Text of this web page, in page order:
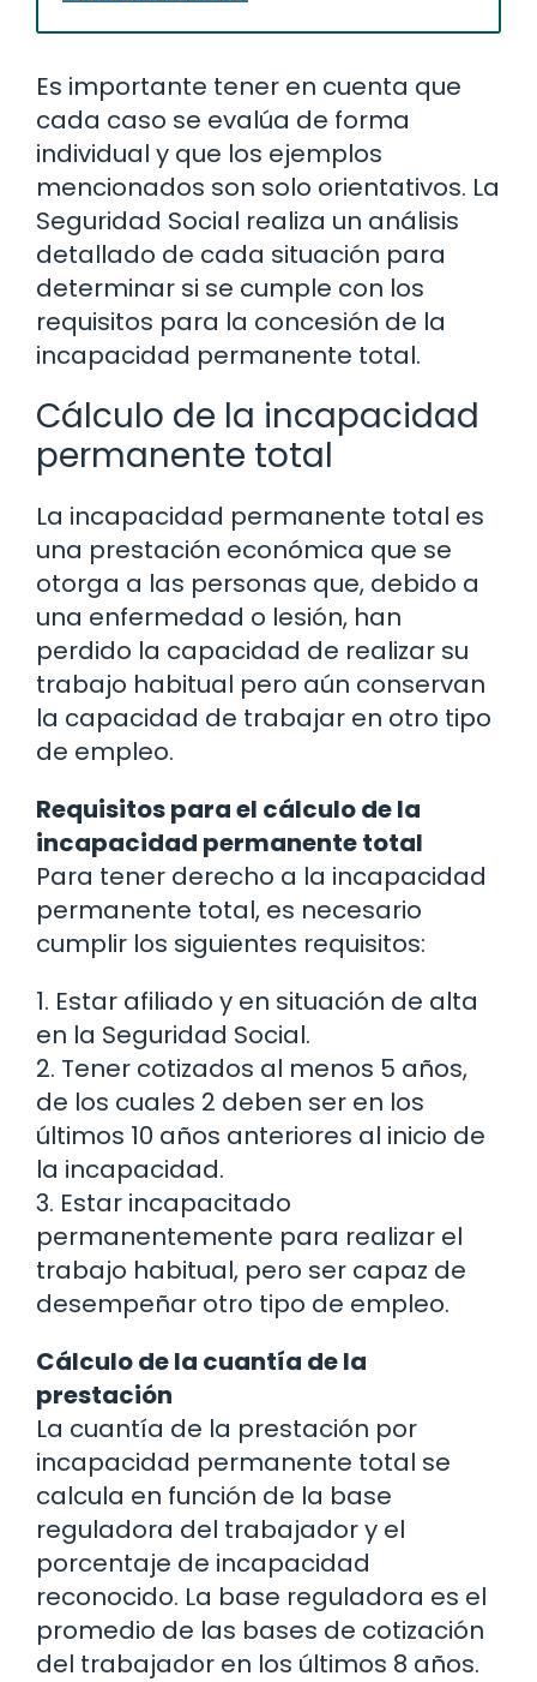
Es importante tener en cuenta que
cada caso se evalúa de forma
individual y que los ejemplos
mencionados son solo orientativos. La
Seguridad Social realiza un análisis
detallado de cada situación para
determinar si se cumple con los
requisitos para la concesión de la
incapacidad permanente total.
Cálculo de la incapacidad
permanente total
La incapacidad permanente total es
una prestación económica que se
otorga a las personas que, debido a
una enfermedad o lesión, han
perdido la capacidad de realizar su
trabajo habitual pero aún conservan
la capacidad de trabajar en otro tipo
de empleo.
Requisitos para el cálculo de la
incapacidad permanente total
Para tener derecho a la incapacidad
permanente total, es necesario
cumplir los siguientes requisitos:
1. Estar afiliado y en situación de alta
en la Seguridad Social.
2. Tener cotizados al menos 5 años,
de los cuales 2 deben ser en los
últimos 10 años anteriores al inicio de
la incapacidad.
3. Estar incapacitado
permanentemente para realizar el
trabajo habitual, pero ser capaz de
desempeñar otro tipo de empleo.
Cálculo de la cuantía de la
prestación
La cuantía de la prestación por
incapacidad permanente total se
calcula en función de la base
reguladora del trabajador y el
porcentaje de incapacidad
reconocido. La base reguladora es el
promedio de las bases de cotización
del trabajador en los últimos 8 años.